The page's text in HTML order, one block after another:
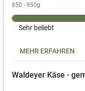
850 - 950g
Sehr beliebt
MEHR ERFAHREN
Waldeyer Käse -